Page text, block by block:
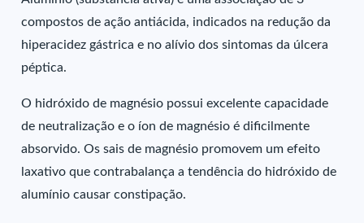
compostos de ação antiácida, indicados na redução da
hiperacidez gástrica e no alívio dos sintomas da úlcera
péptica.
O hidróxido de magnésio possui excelente capacidade
de neutralização e o íon de magnésio é dificilmente
absorvido. Os sais de magnésio promovem um efeito
laxativo que contrabalança a tendência do hidróxido de
alumínio causar constipação.